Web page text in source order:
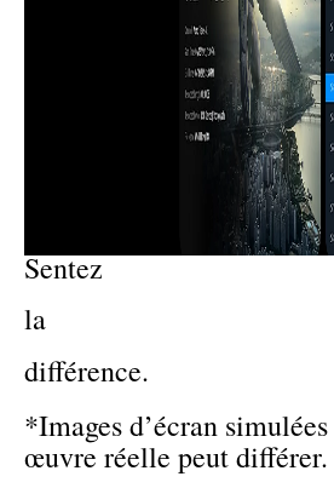
Sentez
la
différence.
*Images d’écran
œuvre réelle peut différer.